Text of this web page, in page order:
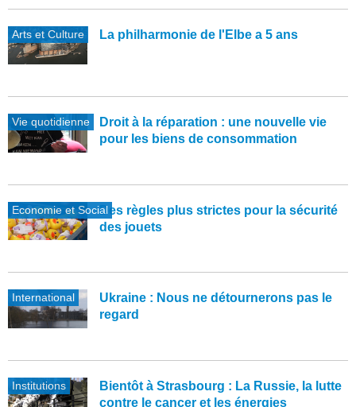
Arts et Culture La philharmonie de l'Elbe a 5 ans
Vie quotidienne
Droit à la réparation : une nouvelle vie
pour les biens de consommation
Economie et SocialDes règles plus strictes pour la sécurité
des jouets
International
Ukraine : Nous ne détournerons pas le
regard
Institutions
Bientôt à Strasbourg : La Russie, la lutte
contre le cancer et les énergies